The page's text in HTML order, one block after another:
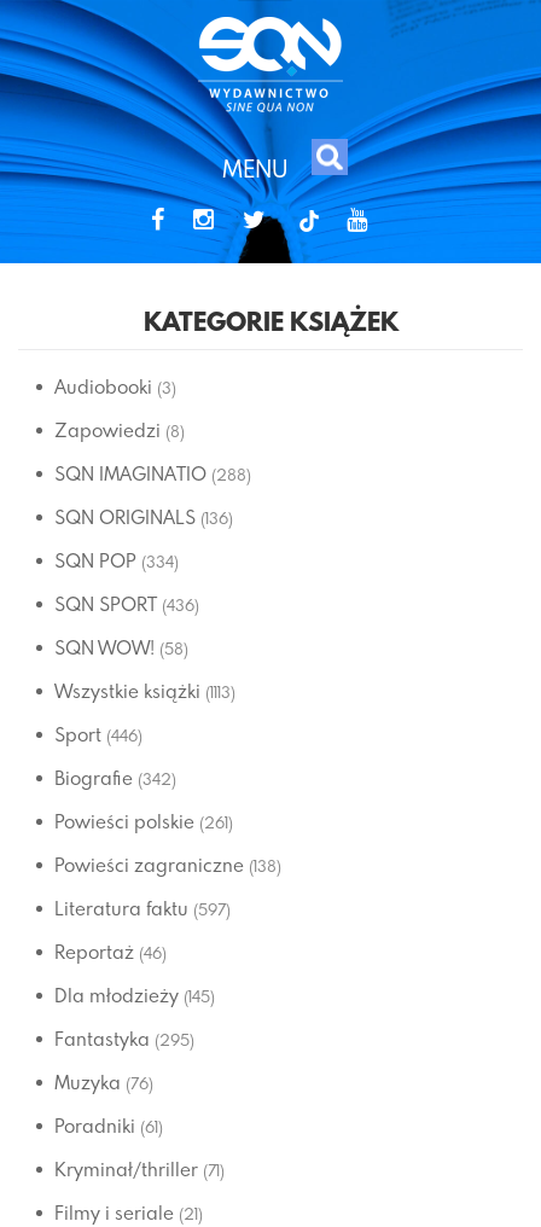
MENU
tiktok
KATEGORIE KSIĄŻEK
Audiobooki (3)
Zapowiedzi (8)
SQN IMAGINATIO (288)
SQN ORIGINALS (136)
SQN POP (334)
SQN SPORT (436)
SQN WOW! (58)
Wszystkie książki (1113)
Sport (446)
Biografie (342)
Powieści polskie (261)
Powieści zagraniczne (138)
Literatura faktu (597)
Reportaż (46)
Dla młodzieży (145)
Fantastyka (295)
Muzyka (76)
Poradniki (61)
Kryminał/thriller (71)
Filmy i seriale (21)